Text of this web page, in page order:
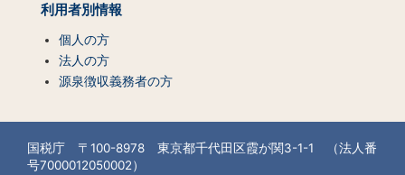
利用者別情報
個人の方
法人の方
源泉徴収義務者の方
国税庁 〒100-8978 東京都千代田区霞が関3-1-1 （法人番
号7000012050002）